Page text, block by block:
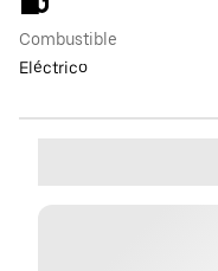
Combustible
Eléctrico